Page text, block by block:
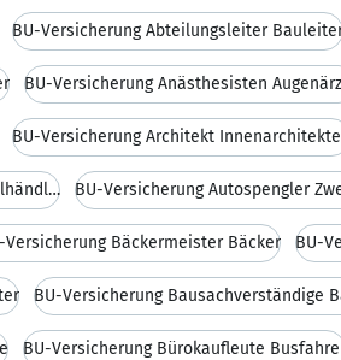
BU-Versicherung Abteilungsleiter
BU-Versicherung Anästhesisten
BU-Versicherung Architekt
BU-Versicherung Automechaniker Automobilhändler
Versicherung Bäckermeister Bäcker BU-
BU-Versicherung Bausachverständige
BU-Versicherung Bürokaufleute